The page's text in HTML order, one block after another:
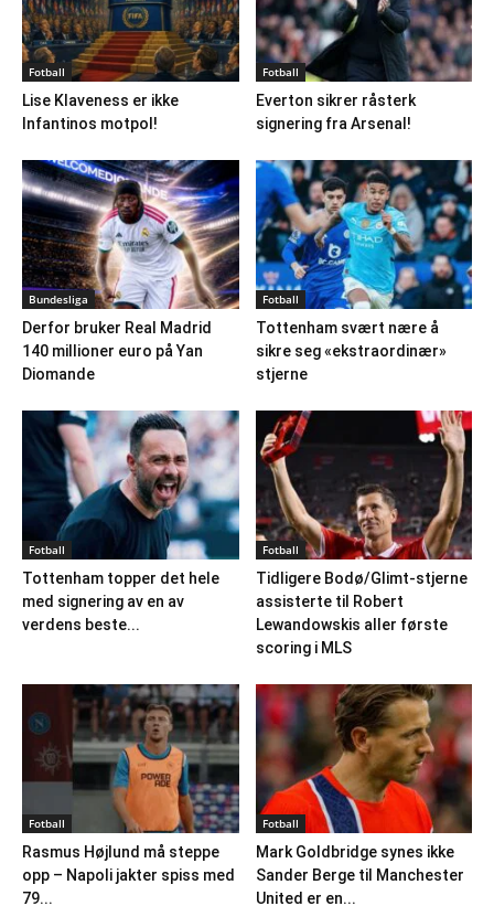
Fotball
Lise Klaveness er ikke
Infantinos motpol!
Fotball
Everton sikrer råsterk
signering fra Arsenal!
Bundesliga
Derfor bruker Real Madrid
140 millioner euro på Yan
Diomande
Fotball
Tottenham svært nære å
sikre seg «ekstraordinær»
stjerne
Fotball
Tottenham topper det hele
med signering av en av
verdens beste...
Fotball
Tidligere Bodø/Glimt-stjerne
assisterte til Robert
Lewandowskis aller første
scoring i MLS
Fotball
Rasmus Højlund må steppe
opp – Napoli jakter spiss med
79...
Fotball
Mark Goldbridge synes ikke
Sander Berge til Manchester
United er en...